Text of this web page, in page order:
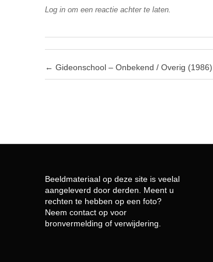
Log in om een reactie achter te laten.
Post navigation
← Gideonschool – Onbekend / Overig (1986)
Beeldmateriaal op deze site is veelal
aangeleverd door derden. Meent u
rechten te hebben op een foto?
Neem contact op voor
bronvermelding of verwijdering.